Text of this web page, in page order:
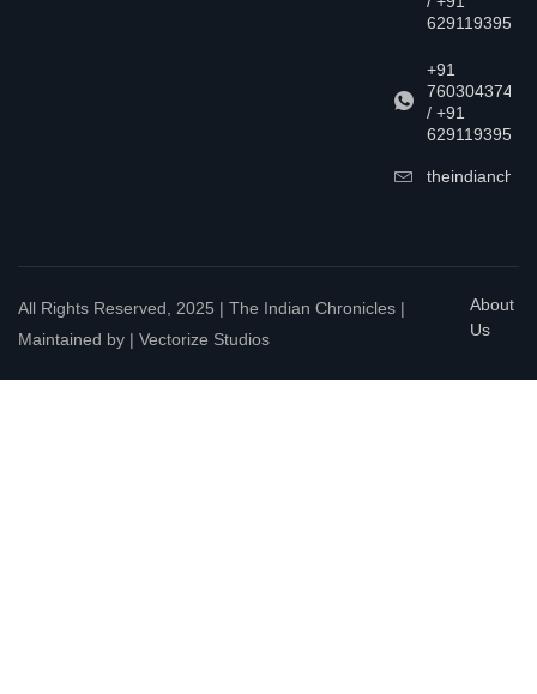
6291193957
+91
7603043747
/ +91
6291193957
All Rights Reserved, 2025 | The Indian Chronicles |
Maintained by | Vectorize Studios
About
Us